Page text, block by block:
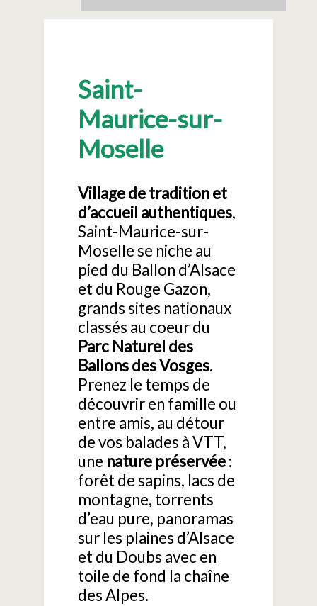
Saint-
Maurice-sur-
Moselle
Village de tradition et
d’accueil authentiques,
Saint-Maurice-sur-
Moselle se niche au
pied du Ballon d’Alsace
et du Rouge Gazon,
grands sites nationaux
classés au coeur du
Parc Naturel des
Ballons des Vosges.
Prenez le temps de
découvrir en famille ou
entre amis, au détour
de vos balades à VTT,
une nature préservée:
forêt de sapins, lacs de
montagne, torrents
d’eau pure, panoramas
sur les plaines d’Alsace
et du Doubs avec en
toile de fond la chaîne
des Alpes.